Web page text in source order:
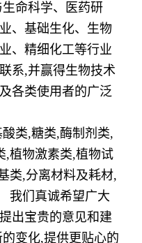
命科学、医药研
、基础生化、生物
、精细化工等行业
系,并赢得生物技术
各类使用者的广泛
类,糖类,酶制剂类,
,植物激素类,植物试
类,分离材料及耗材,
我们真诚希望广大
出宝贵的意见和建
变化,提供更贴心的